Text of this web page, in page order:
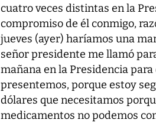
cuatro veces distintas en la
compromiso de él conmigo,
jueves (ayer) haríamos una
señor presidente me llamó
mañana en la Presidencia
presentemos, porque estoy
dólares que necesitamos
medicamentos no podemos